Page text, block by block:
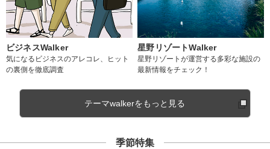
ビジネスWalker
気になるビジネスのアレコレ、ヒット
の裏側を徹底調査
星野リゾートWalker
星野リゾートが運営する多彩な施設の
最新情報をチェック！
テーマwalkerをもっと見る
季節特集